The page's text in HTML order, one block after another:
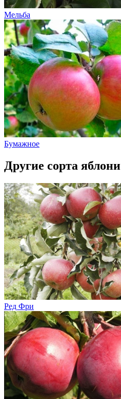
Мельба
Бумажное
Другие сорта яблони
Ред Фри